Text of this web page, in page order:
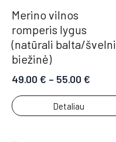
Merino vilnos
romperis lygus
(natūrali balta/švelni
biežinė)
49.00€ – 55.00€
Detaliau